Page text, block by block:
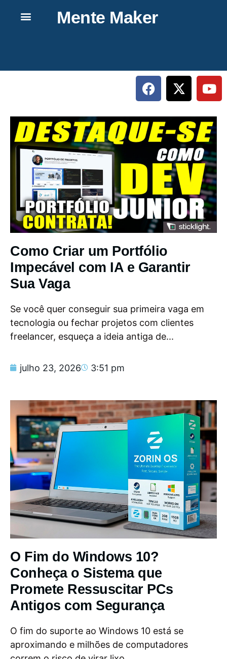
Mente Maker
Como Criar um Portfólio
Impecável com IA e Garantir
Sua Vaga
Se você quer conseguir sua primeira vaga em
tecnologia ou fechar projetos com clientes
freelancer, esqueça a ideia antiga de...
julho 23, 2026 3:51 pm
O Fim do Windows 10?
Conheça o Sistema que
Promete Ressuscitar PCs
Antigos com Segurança
O fim do suporte ao Windows 10 está se
aproximando e milhões de computadores